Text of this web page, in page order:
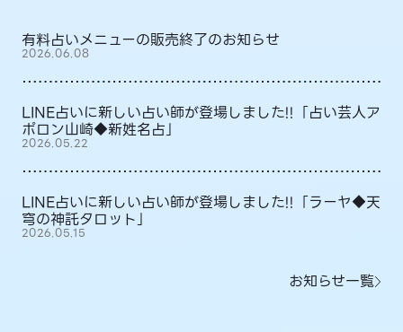
有料占いメニューの販売終了のお知らせ
2026.06.08
LINE占いに新しい占い師が登場しました!!「占い芸人ア
ポロン山崎◆新姓名占」
2026.05.22
LINE占いに新しい占い師が登場しました!!「ラーヤ◆天
穹の神託タロット」
2026.05.15
お知らせ一覧